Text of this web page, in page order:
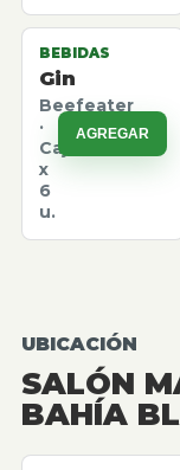
BEBIDAS
Gin
Beefeater
·
Caja
x
6
u.
AGREGAR
UBICACIÓN
SALÓN
BAHÍA